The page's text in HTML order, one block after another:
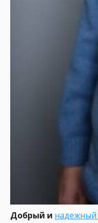
Добрый и надежный